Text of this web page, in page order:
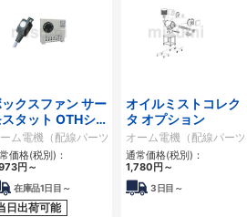
機器）
クスファン サー
スタット OTHシ
ズ
ム電機（配線パーツ・熱対策機器）
価格(税別)：
円 ～
在庫品1日目～
日出荷可能
オイルミストコレク
タ オプション
オーム電機（配線パー
通常価格(税別)：
1,780円 ～
3日目～